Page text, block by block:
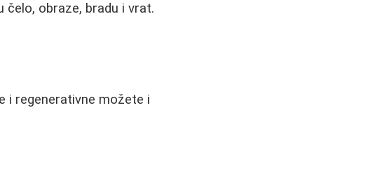
čelo, obraze, bradu i vrat.
i regenerativne možete i